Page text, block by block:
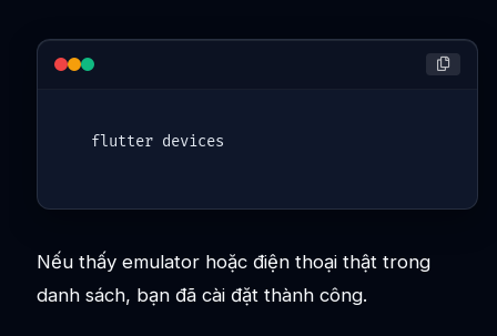
flutter
Nếu thấy emulator hoặc điện thoại thật trong
danh sách, bạn đã cài đặt thành công.